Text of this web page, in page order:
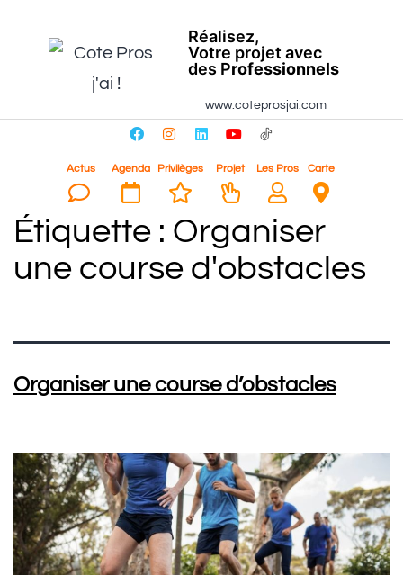
Réalisez,
Votre projet avec
des Professionnels
www.coteprosjai.com
Actus Agenda Privilèges Projet Les Pros Carte
Étiquette : Organiser
une course d'obstacles
Organiser une course d’obstacles